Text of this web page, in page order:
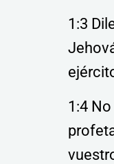
1:3
1:4